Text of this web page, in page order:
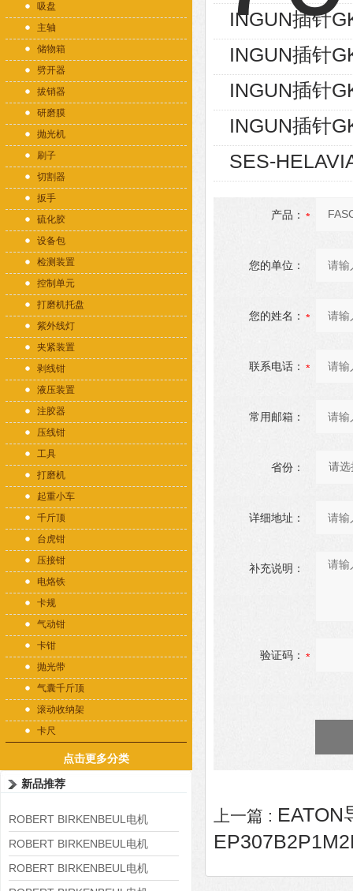
吸盘
主轴
储物箱
劈开器
拔销器
研磨膜
抛光机
刷子
切割器
扳手
硫化胶
设备包
检测装置
控制单元
打磨机托盘
紫外线灯
夹紧装置
剥线钳
液压装置
注胶器
压线钳
工具
打磨机
起重小车
千斤顶
台虎钳
压接钳
电烙铁
卡规
气动钳
卡钳
抛光带
气囊千斤顶
滚动收纳架
卡尺
点击更多分类
新品推荐
ROBERT BIRKENBEUL电机
8APE225M-4-IE3
ROBERT BIRKENBEUL电机
8APE180L-4 IE3
ROBERT BIRKENBEUL电机
INGUN插针
INGUN插针
INGUN插针
INGUN插针
SES-
产品：
您的单位：
您的姓名：
联系电话：
常用邮箱：
省份：
详细地址：
补充说明：
验证码：
上一篇 : EATON